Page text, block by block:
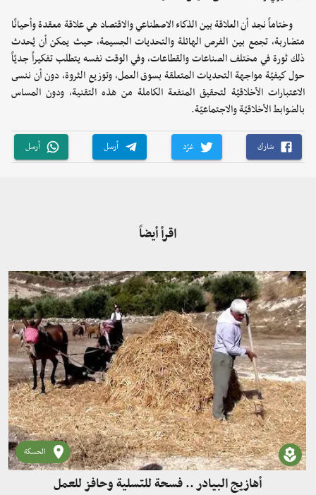
وختاماً نجد أن العلاقة بين الذكاء الاصطناعي والاقتصاد هي علاقة معقدة وأحيانًا
متضاربة، تجمع بين الفرص الهائلة والتحديات الجسيمة، حيث يمكن أن يُحدث
ذلك ثورة في مختلف الصناعات والقطاعات، وفي الوقت نفسه يتطلب تفكيراً جديّاً
حول كيفيّة مواجهة التحديات المتعلقة بسوق العمل، وتوزيع الثروة، دون أن ننسى
الاعتبارات الأخلاقيّة لتحقيق المنفعة الكاملة من هذه التقنية، ودون المساس
بالضوابط الأخلاقيّة والاجتماعيّة.
شارك غرّد أرسل أرسل
اقرأ أيضاً
الحسكة
أهازيج البيادر .. فسحة للتسلية وحافز للعمل